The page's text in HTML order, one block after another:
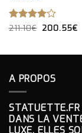
NOTE
211.10€ LE
211.10€.
200.55€LE
A PROPOS
STATUETTE.FR
DANS LA
LUXE. ELLES